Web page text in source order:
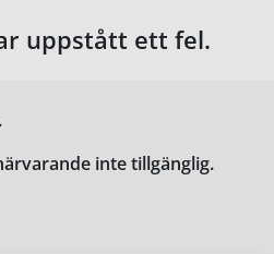
uppstått ett fel.
inte tillgänglig.